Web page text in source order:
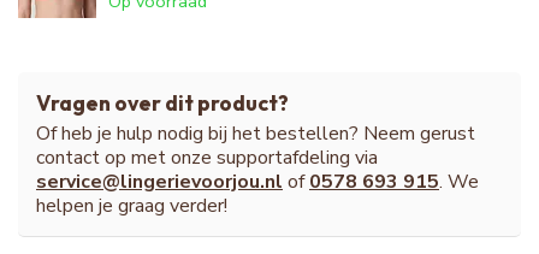
Vragen over dit product?
Of heb je hulp nodig bij het bestellen? Neem gerust
contact op met onze supportafdeling via
service@lingerievoorjou.nl of0578 693 915. We
helpen je graag verder!